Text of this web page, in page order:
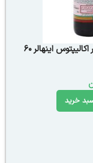
محلول بخور اکالیپتوس اینهالر 60
خرید